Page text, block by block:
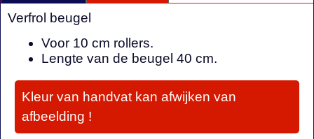
Verfrol beugel
Voor 10 cm rollers.
Lengte van de beugel 40 cm.
Kleur van handvat kan afwijken van
afbeelding !